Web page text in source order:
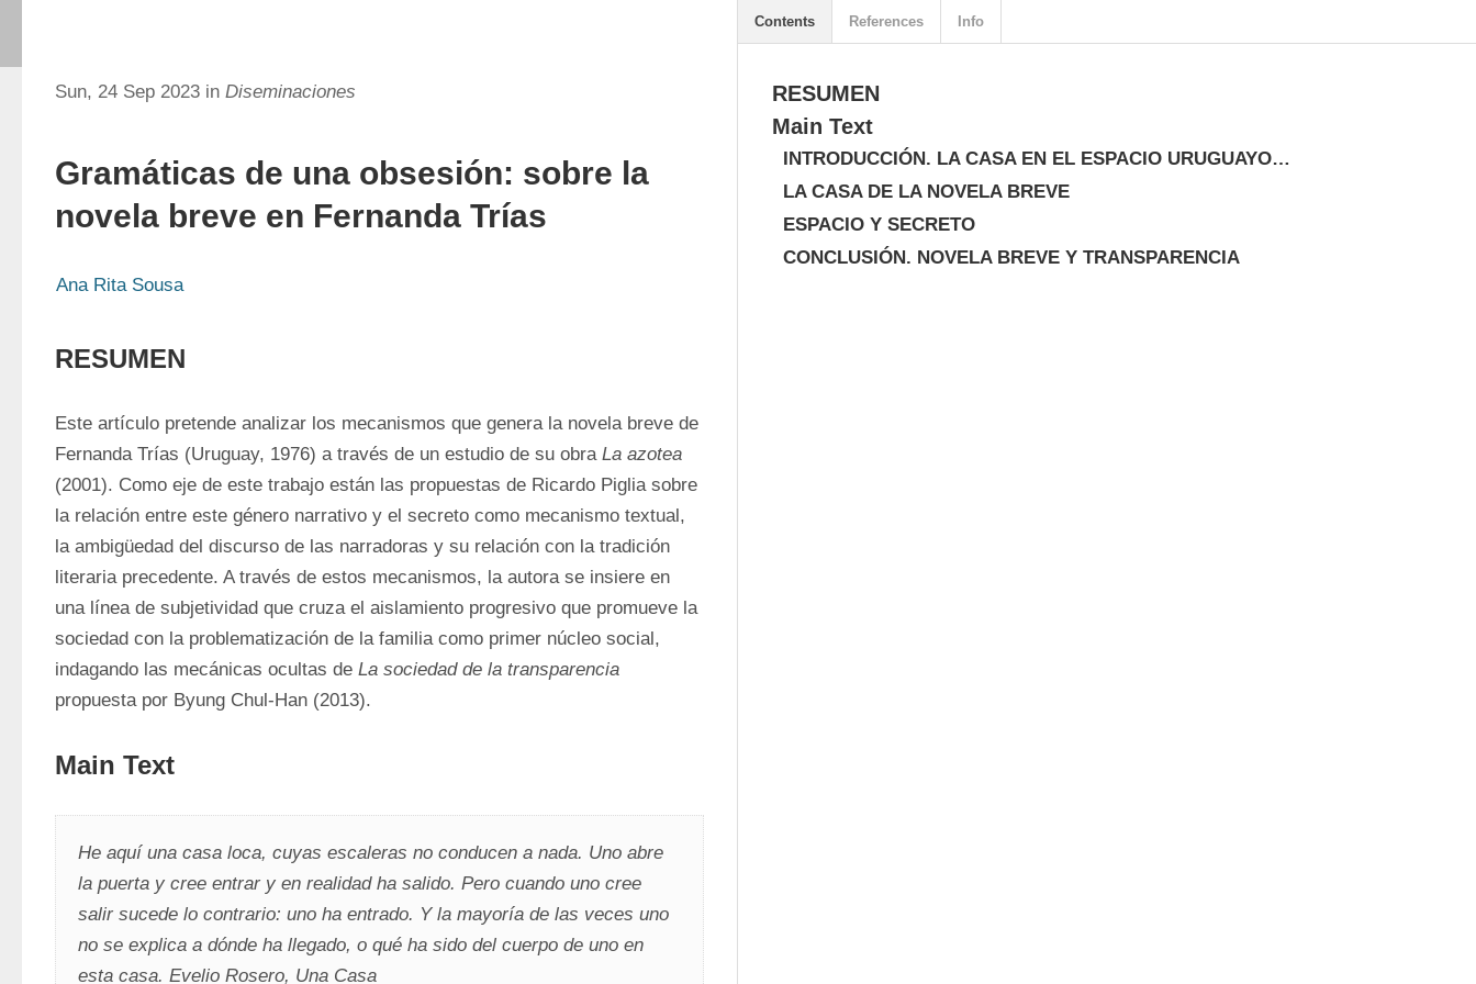
Sun, 24 Sep 2023 in Diseminaciones
Gramáticas de una obsesión: sobre la
novela breve en Fernanda Trías
Ana Rita Sousa
RESUMEN
Este artículo pretende analizar los mecanismos que genera la novela breve de
Fernanda Trías (Uruguay, 1976) a través de un estudio de su obra La azotea
(2001). Como eje de este trabajo están las propuestas de Ricardo Piglia sobre
la relación entre este género narrativo y el secreto como mecanismo textual,
la ambigüedad del discurso de las narradoras y su relación con la tradición
literaria precedente. A través de estos mecanismos, la autora se insiere en
una línea de subjetividad que cruza el aislamiento progresivo que promueve la
sociedad con la problematización de la familia como primer núcleo social,
indagando las mecánicas ocultas de La sociedad de la transparencia
propuesta por Byung Chul-Han (2013).
Main Text
He aquí una casa loca, cuyas escaleras no conducen a nada. Uno abre
la puerta y cree entrar y en realidad ha salido. Pero cuando uno cree
salir sucede lo contrario: uno ha entrado. Y la mayoría de las veces uno
no se explica a dónde ha llegado, o qué ha sido del cuerpo de uno en
esta casa. Evelio Rosero, Una Casa
RESUMEN
Main Text
INTRODUCCIÓN. LA CASA EN EL ESPACIO URUGUAYO…
LA CASA DE LA NOVELA BREVE
ESPACIO Y SECRETO
CONCLUSIÓN. NOVELA BREVE Y TRANSPARENCIA
Contents References Info